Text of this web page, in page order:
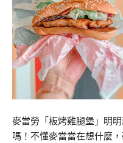
麥當勞「板烤雞腿堡」明
嗎！不懂麥當當在想什麼